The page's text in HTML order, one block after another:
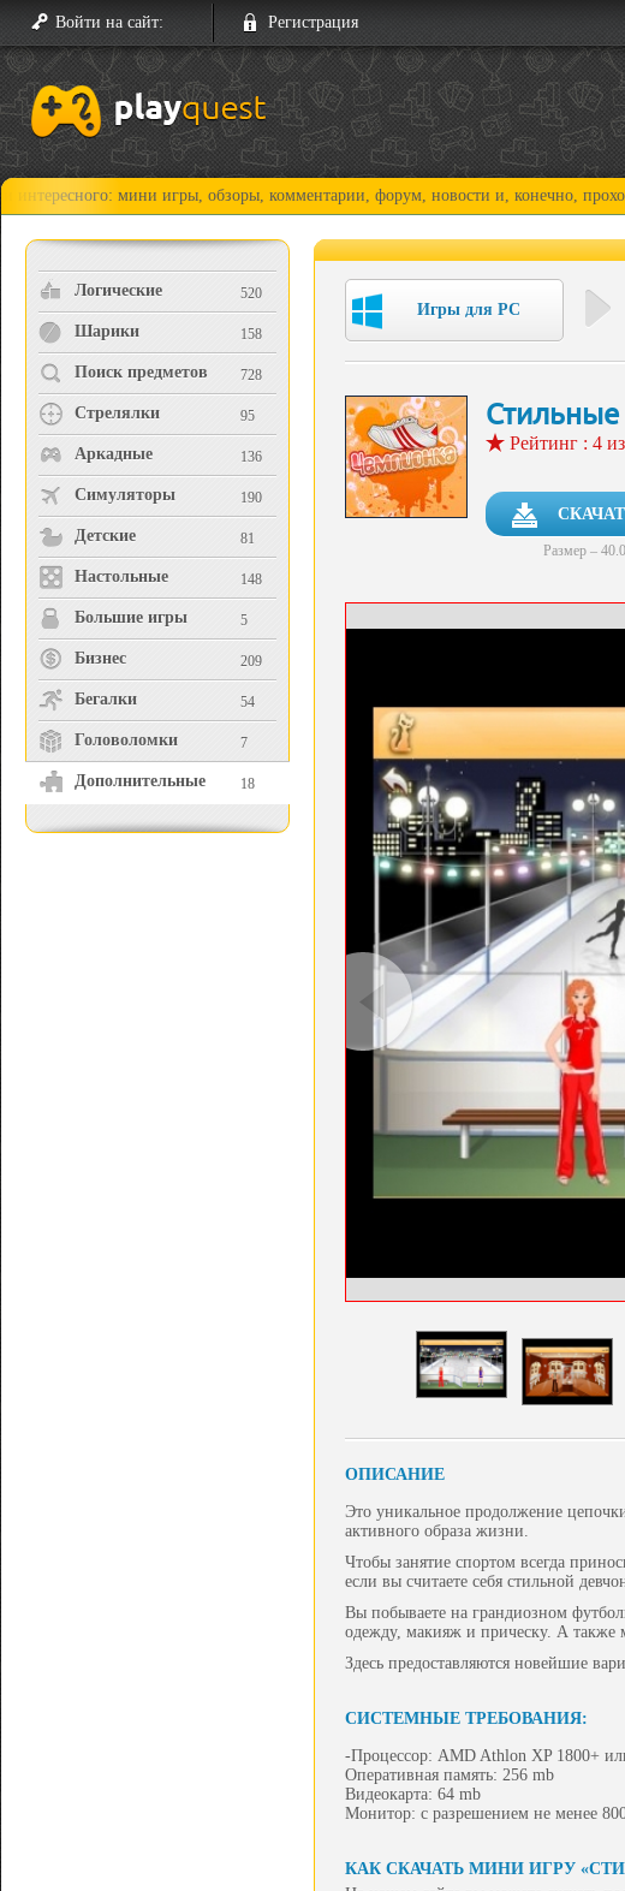
Войти на сайт: Регистрация
мини игры, обзоры, комментарии, форум, новости и, конечно, прохождения!
Логические 520
Шарики 158
Поиск предметов 728
Стрелялки 95
Аркадные 136
Симуляторы 190
Детские 81
Настольные 148
Большие игры 5
Бизнес 209
Бегалки 54
Головоломки 7
Дополнительные 18
Игры для PC
Рейтинг : 4
Размер –
ОПИСАНИЕ
Это уникальное продолжение
активного образа жизни.
Чтобы занятие спортом всегда
если вы считаете себя стильной
Вы побываете на грандиозном
одежду, макияж и прическу. А также
Здесь предоставляются новейшие
СИСТЕМНЫЕ ТРЕБОВАНИЯ:
-Процессор: AMD Athlon XP 1800+
Оперативная память: 256 mb
Видеокарта: 64 mb
Монитор: с разрешением не менее
КАК СКАЧАТЬ МИНИ ИГРУ